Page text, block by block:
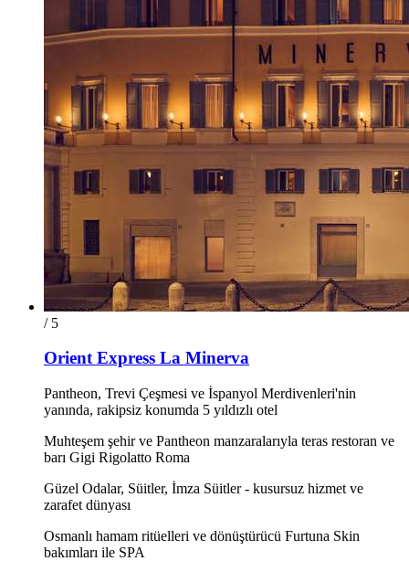
/ 5
Orient Express La Minerva
Pantheon, Trevi Çeşmesi ve İspanyol Merdivenleri'nin
yanında, rakipsiz konumda 5 yıldızlı otel
Muhteşem şehir ve Pantheon manzaralarıyla teras restoran ve
barı Gigi Rigolatto Roma
Güzel Odalar, Süitler, İmza Süitler - kusursuz hizmet ve
zarafet dünyası
Osmanlı hamam ritüelleri ve dönüştürücü Furtuna Skin
bakımları ile SPA